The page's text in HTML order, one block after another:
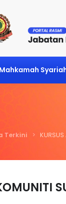
Mahkamah
Terkini